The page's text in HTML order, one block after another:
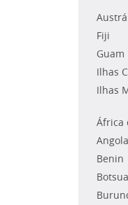
Fiji
Guam
Ilhas
Ilhas
África
Angola
Benin